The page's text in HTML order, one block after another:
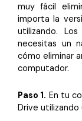
muy fácil
importa la
utilizando.
necesitas un
cómo eliminar
computador.
Paso 1. En tu
Drive